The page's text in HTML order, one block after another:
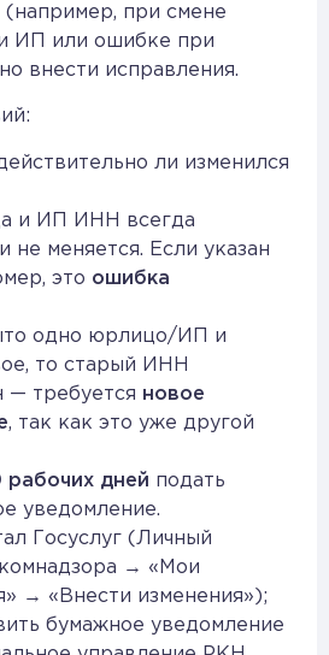
при смене
ИП или ошибке при
внести исправления.
ли изменился
и ИП ИНН всегда
не меняется. Если указан
это ошибка
одно юрлицо/ИП и
то старый ИНН
— требуется новое
, так как это уже другой
рабочих дней подать
уведомление.
Госуслуг (Личный
→ «Мои
→ «Внести изменения»);
бумажное уведомление